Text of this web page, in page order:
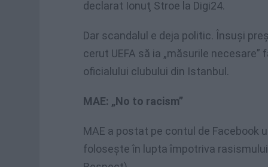
declarat Ionuţ Stroe la Digi24.
Dar scandalul e deja politic. Însuși
cerut UEFA să ia „măsurile
oficialului clubului din Istanbul.
MAE: „No to racism”
MAE a postat pe contul de Facebook
folosește în lupta împotriva